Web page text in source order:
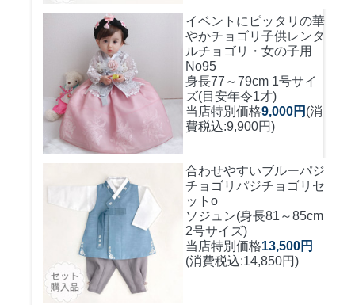
イベントにピッタリの華
やかチョゴリ 子供レンタ
ルチョゴリ・女の子用
No95
身長77～79cm 1号サイ
ズ(目安年令1才)
当店特別価格9,000円 (消
費税込:9,900円)
合わせやすいブルーパジ
チョゴリ パジチョゴリセ
ットo
ソジュン(身長81～85cm
2号サイズ)
当店特別価格13,500円
(消費税込:14,850円)